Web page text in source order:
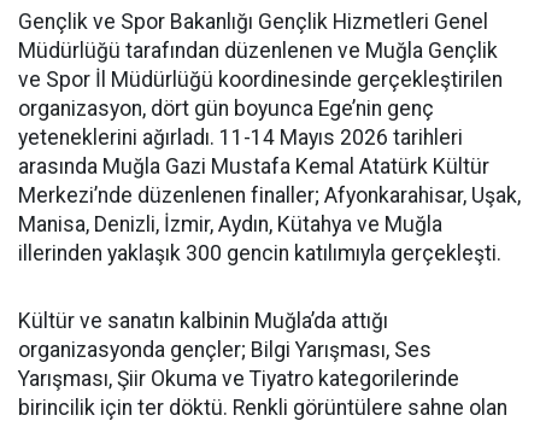
Gençlik ve Spor Bakanlığı Gençlik Hizmetleri Genel
Müdürlüğü tarafından düzenlenen ve Muğla Gençlik
ve Spor İl Müdürlüğü koordinesinde gerçekleştirilen
organizasyon, dört gün boyunca Ege’nin genç
yeteneklerini ağırladı. 11-14 Mayıs 2026 tarihleri
arasında Muğla Gazi Mustafa Kemal Atatürk Kültür
Merkezi’nde düzenlenen finaller; Afyonkarahisar, Uşak,
Manisa, Denizli, İzmir, Aydın, Kütahya ve Muğla
illerinden yaklaşık 300 gencin katılımıyla gerçekleşti.
Kültür ve sanatın kalbinin Muğla’da attığı
organizasyonda gençler; Bilgi Yarışması, Ses
Yarışması, Şiir Okuma ve Tiyatro kategorilerinde
birincilik için ter döktü. Renkli görüntülere sahne olan